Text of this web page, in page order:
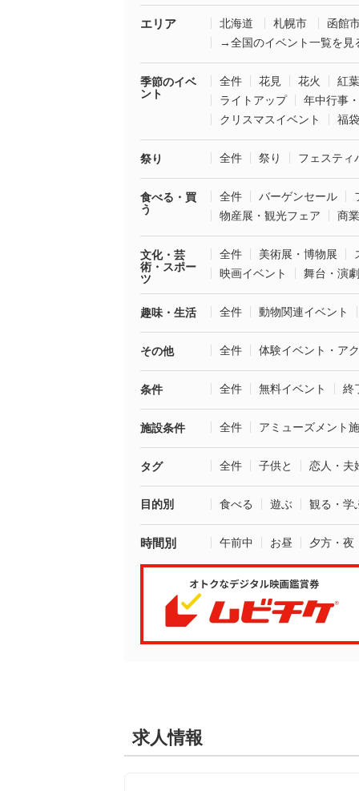
エリア 北海道 札幌市
函館
→全国のイベント一覧を見
季節のイベ
ント
全件 花見 花火
紅葉
ライトアップ
年中行事
クリスマスイベント
福
祭り 全件 祭り フェスティ
食べる・買
う
全件 バーゲンセール
物産展・観光フェア
商
文化・芸
術・スポー
ツ
全件 美術展・博物展
映画イベント
舞台・演劇
趣味・生活 全件 動物関連イベント
その他 全件 体験イベント・ア
条件 全件 無料イベント 終
施設条件 全件 アミューズメント
タグ 全件 子供と 恋人・夫
目的別 食べる 遊ぶ 観る・学
時間別 午前中 お昼 夕方・夜
求人情報